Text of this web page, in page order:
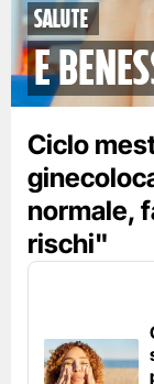
Salute
e
Ciclo
normale,
rischi"